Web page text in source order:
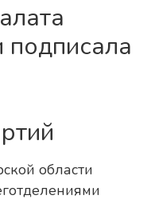
подписала